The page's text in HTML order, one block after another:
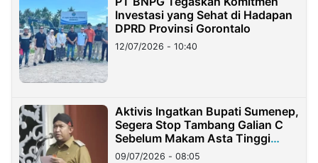
Investasi yang Sehat di Hadapan
DPRD Provinsi Gorontalo
12/07/2026 - 10:40
Aktivis Ingatkan Bupati Sumenep,
Segera Stop Tambang Galian C
Sebelum Makam Asta Tinggi
Longsor
09/07/2026 - 08:05